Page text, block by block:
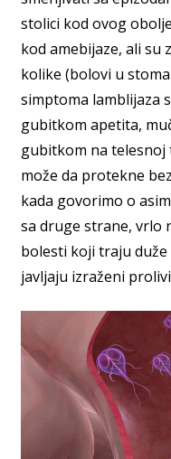
stolici kod ovog
kod amebijaze, ali su
kolike (bolovi u
simptoma lamblijaza
gubitkom apetita,
gubitkom na telesnoj
može da protekne
kada govorimo o
sa druge strane, vrlo
bolesti koji traju duže
javljaju izraženi